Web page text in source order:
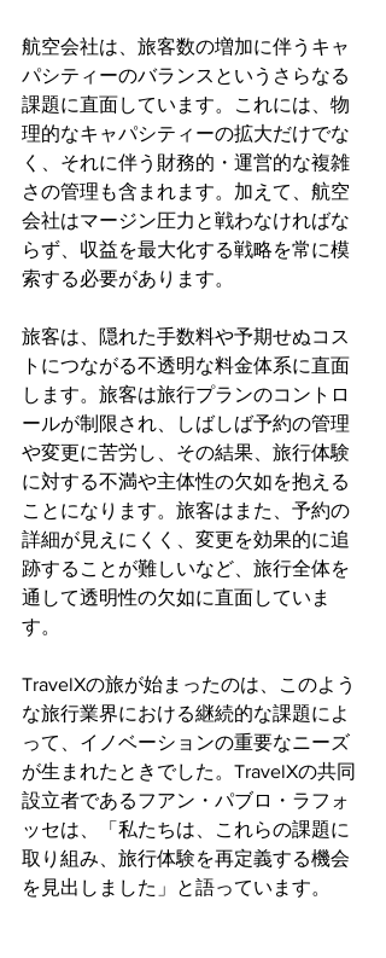
航空会社は、旅客数の増加に伴うキャ
パシティーのバランスというさらなる
課題に直面しています。これには、物
理的なキャパシティーの拡大だけでな
く、それに伴う財務的・運営的な複雑
さの管理も含まれます。加えて、航空
会社はマージン圧力と戦わなければな
らず、収益を最大化する戦略を常に模
索する必要があります。
旅客は、隠れた手数料や予期せぬコス
トにつながる不透明な料金体系に直面
します。旅客は旅行プランのコントロ
ールが制限され、しばしば予約の管理
や変更に苦労し、その結果、旅行体験
に対する不満や主体性の欠如を抱える
ことになります。旅客はまた、予約の
詳細が見えにくく、変更を効果的に追
跡することが難しいなど、旅行全体を
通して透明性の欠如に直面していま
す。
TravelXの旅が始まったのは、このよう
な旅行業界における継続的な課題によ
って、イノベーションの重要なニーズ
が生まれたときでした。TravelXの共同
設立者であるフアン・パブロ・ラフォ
ッセは、「私たちは、これらの課題に
取り組み、旅行体験を再定義する機会
を見出しました」と語っています。